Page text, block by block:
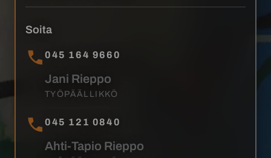
Soita
045 164 9660
Jani Rieppo
TYÖPÄÄLLIKKÖ
045 121 0840
Ahti-Tapio Rieppo